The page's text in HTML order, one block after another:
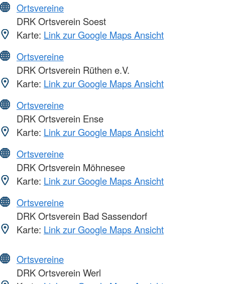
Ortsvereine
DRK Ortsverein Soest
Karte: Link zur Google Maps Ansicht
Ortsvereine
DRK Ortsverein Rüthen e.V.
Karte: Link zur Google Maps Ansicht
Ortsvereine
DRK Ortsverein Ense
Karte: Link zur Google Maps Ansicht
Ortsvereine
DRK Ortsverein Möhnesee
Karte: Link zur Google Maps Ansicht
Ortsvereine
DRK Ortsverein Bad Sassendorf
Karte: Link zur Google Maps Ansicht
Ortsvereine
DRK Ortsverein Werl